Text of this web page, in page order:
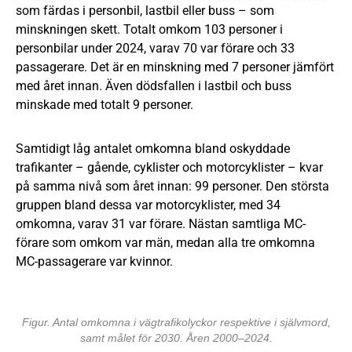
som färdas i personbil, lastbil eller buss – som
minskningen skett. Totalt omkom 103 personer i
personbilar under 2024, varav 70 var förare och 33
passagerare. Det är en minskning med 7 personer jämfört
med året innan. Även dödsfallen i lastbil och buss
minskade med totalt 9 personer.
Samtidigt låg antalet omkomna bland oskyddade
trafikanter – gående, cyklister och motorcyklister – kvar
på samma nivå som året innan: 99 personer. Den största
gruppen bland dessa var motorcyklister, med 34
omkomna, varav 31 var förare. Nästan samtliga MC-
förare som omkom var män, medan alla tre omkomna
MC-passagerare var kvinnor.
Figur. Antal omkomna i vägtrafikolyckor respektive i självmord,
samt målet för 2030. Åren 2000–2024.